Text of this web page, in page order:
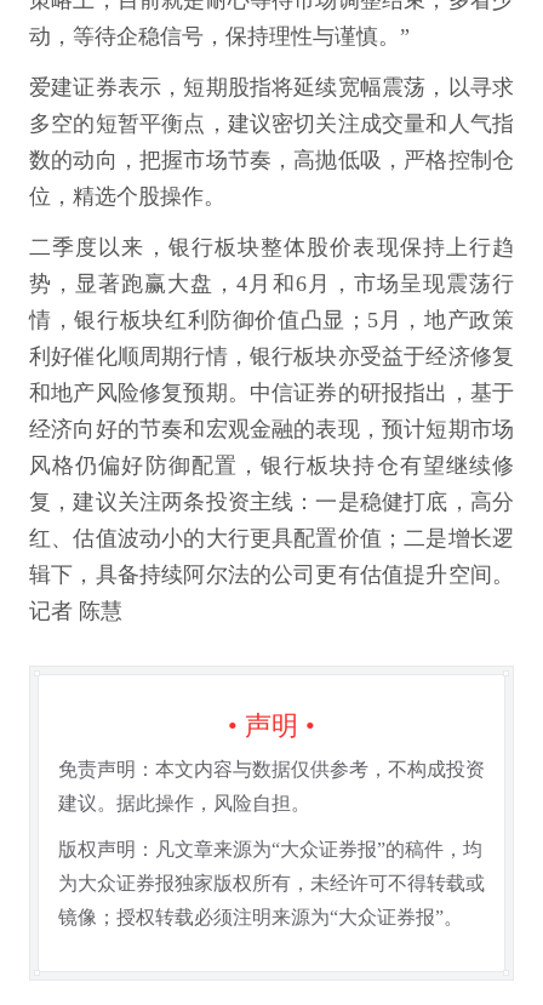
动，等待企稳信号，保持理性与谨慎。”
爱建证券表示，短期股指将延续宽幅震荡，以寻求
多空的短暂平衡点，建议密切关注成交量和人气指
数的动向，把握市场节奏，高抛低吸，严格控制仓
位，精选个股操作。
二季度以来，银行板块整体股价表现保持上行趋
势，显著跑赢大盘，4月和6月，市场呈现震荡行
情，银行板块红利防御价值凸显；5月，地产政策
利好催化顺周期行情，银行板块亦受益于经济修复
和地产风险修复预期。中信证券的研报指出，基于
经济向好的节奏和宏观金融的表现，预计短期市场
风格仍偏好防御配置，银行板块持仓有望继续修
复，建议关注两条投资主线：一是稳健打底，高分
红、估值波动小的大行更具配置价值；二是增长逻
辑下，具备持续阿尔法的公司更有估值提升空间。
记者 陈慧
• 声明 •
免责声明：本文内容与数据仅供参考，不构成投资
建议。据此操作，风险自担。
版权声明：凡文章来源为“大众证券报”的稿件，均
为大众证券报独家版权所有，未经许可不得转载或
镜像；授权转载必须注明来源为“大众证券报”。